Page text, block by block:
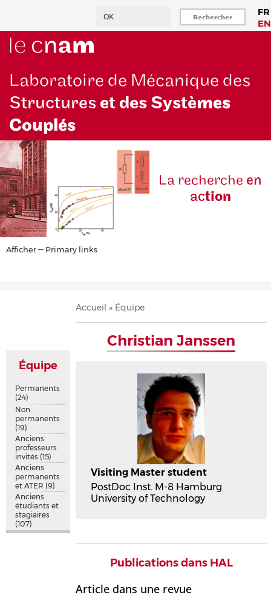
principal
FR
EN
Laboratoire de Mécanique des
Structures et des Systèmes
Couplés
La recherche en
action
Primary
Afficher — Primary links
Fil
d'Ariane
Accueil Équipe
Christian Janssen
Visiting Master student
PostDoc Inst. M-8 Hamburg
University of Technology
Publications dans HAL
Article dans une revue
Équipe
Permanents
(24)
Non
permanents
(19)
Anciens
professeurs
invités (15)
Anciens
permanents
et ATER (9)
Anciens
étudiants et
stagiaires
(107)